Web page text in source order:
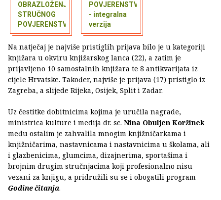
OBRAZLOŽENJE
STRUČNOG
POVJERENSTVA
POVJERENSTVA
- integralna
verzija
Na natječaj je najviše pristiglih prijava bilo je u kategoriji
knjižara u okviru knjižarskog lanca (22), a zatim je
prijavljeno 10 samostalnih knjižara te 8 antikvarijata iz
cijele Hrvatske. Također, najviše je prijava (17) pristiglo iz
Zagreba, a slijede Rijeka, Osijek, Split i Zadar.
Uz čestitke dobitnicima kojima je uručila nagrade,
ministrica kulture i medija dr. sc. Nina Obuljen Koržinek
među ostalim je zahvalila mnogim knjižničarkama i
knjižničarima, nastavnicama i nastavnicima u školama, ali
i glazbenicima, glumcima, dizajnerima, sportašima i
brojnim drugim stručnjacima koji profesionalno nisu
vezani za knjigu, a pridružili su se i obogatili program
Godine čitanja.